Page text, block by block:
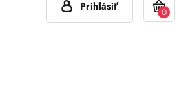
(Pon - Pia 7:00 - 15:00) info@brumla.sk
Prihlásiť 0